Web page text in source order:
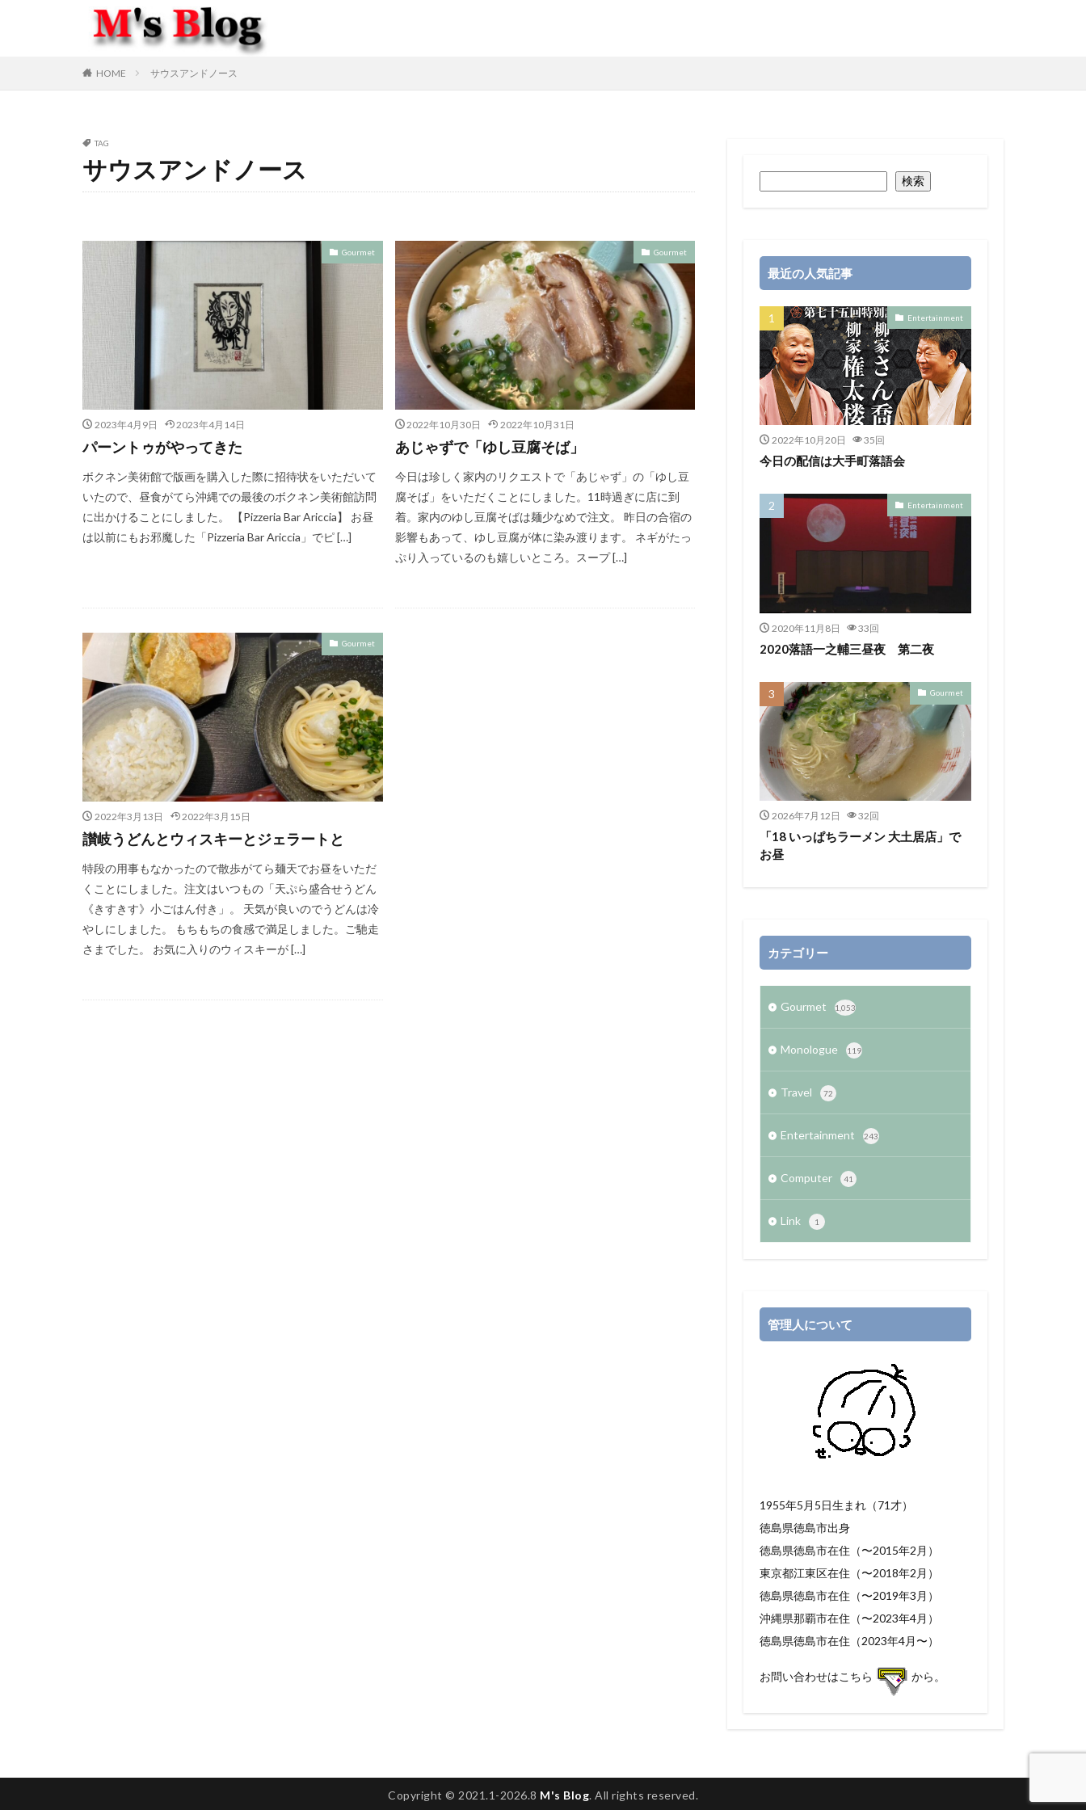
HOME サウスアンドノース
TAG
サウスアンドノース
Gourmet
2023年4月9日 2023年4月14日
パーントゥがやってきた
ボクネン美術館で版画を購入した際に招待状をいただいて
いたので、昼食がてら沖縄での最後のボクネン美術館訪問
に出かけることにしました。 【Pizzeria Bar Ariccia】 お昼
は以前にもお邪魔した「Pizzeria Bar Ariccia」でピ […]
Gourmet
2022年10月30日 2022年10月31日
あじゃずで「ゆし豆腐そば」
今日は珍しく家内のリクエストで「あじゃず」の「ゆし豆
腐そば」をいただくことにしました。11時過ぎに店に到
着。家内のゆし豆腐そばは麺少なめで注文。 昨日の合宿の
影響もあって、ゆし豆腐が体に染み渡ります。 ネギがたっ
ぷり入っているのも嬉しいところ。スープ […]
Gourmet
2022年3月13日 2022年3月15日
讃岐うどんとウィスキーとジェラートと
特段の用事もなかったので散歩がてら麺天でお昼をいただ
くことにしました。注文はいつもの「天ぷら盛合せうどん
《きすきす》小ごはん付き」。 天気が良いのでうどんは冷
やしにしました。 もちもちの食感で満足しました。ご馳走
さまでした。 お気に入りのウィスキーが […]
検索
最近の人気記事
Entertainment
2022年10月20日 35回
今日の配信は大手町落語会
Entertainment
2020年11月8日 33回
2020落語一之輔三昼夜 第二夜
Gourmet
2026年7月12日 32回
「18 いっぱちラーメン 大土居店」で
お昼
カテゴリー
Gourmet 1,053
Monologue 119
Travel 72
Entertainment 243
Computer 41
Link 1
管理人について
1955年5月5日生まれ（71才）
徳島県徳島市出身
徳島県徳島市在住（〜2015年2月）
東京都江東区在住（〜2018年2月）
徳島県徳島市在住（〜2019年3月）
沖縄県那覇市在住（〜2023年4月）
徳島県徳島市在住（2023年4月〜）
お問い合わせはこちら から。
Copyright © 2021.1-2026.8 M's Blog. All rights reserved.